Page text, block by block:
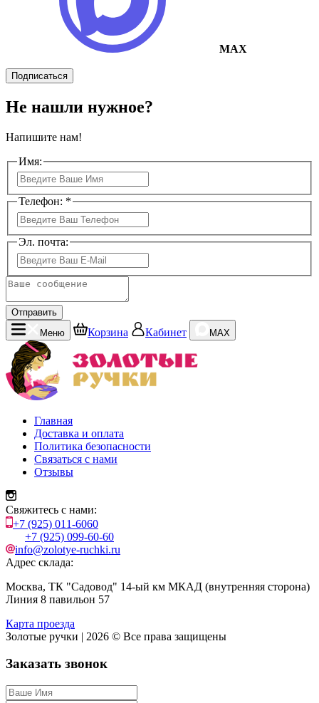
MAX
Подписаться
Не нашли нужное?
Напишите нам!
Имя:
Телефон: *
Эл. почта:
Отправить
Меню
Корзина Кабинет MAX
Главная
Доставка и оплата
Политика безопасности
Связаться с нами
Отзывы
Свяжитесь с нами:
+7 (925) 011-6060
+7 (925) 099-60-60
info@zolotye-ruchki.ru
Адрес склада:
Москва, ТК "Садовод" 14-ый км МКАД (внутренняя сторона)
Линия 8 павильон 57
Карта проезда
Золотые ручки | 2026 © Все права защищены
Заказать звонок